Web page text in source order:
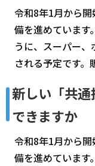
令和8年1月から
備を進めています
うに、スーパー
される予定です。
新しい「共
できますか
令和8年1月から
備を進めています